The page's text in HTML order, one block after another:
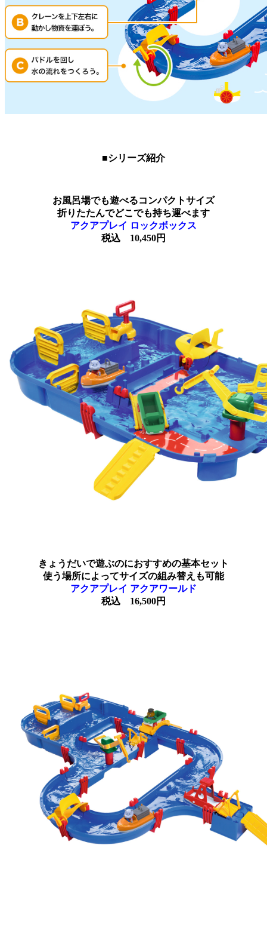
■シリーズ紹介
お風呂場でも遊べるコンパクトサイズ
折りたたんでどこでも持ち運べます
アクアプレイ ロックボックス
税込 10,450円
きょうだいで遊ぶのにおすすめの基本セット
使う場所によってサイズの組み替えも可能
アクアプレイ アクアワールド
税込 16,500円